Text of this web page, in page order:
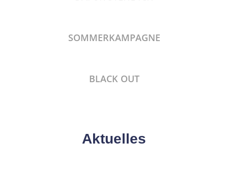
SOMMERKAMPAGNE
BLACK OUT
Aktuelles